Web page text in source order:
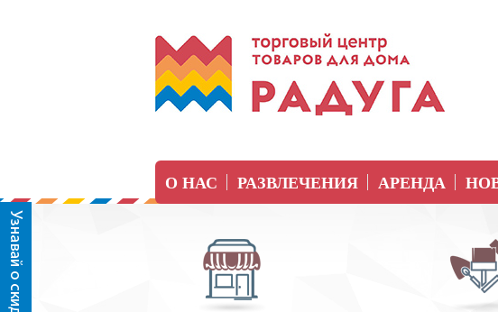
О НАС РАЗВЛЕЧЕНИЯ АРЕНДА